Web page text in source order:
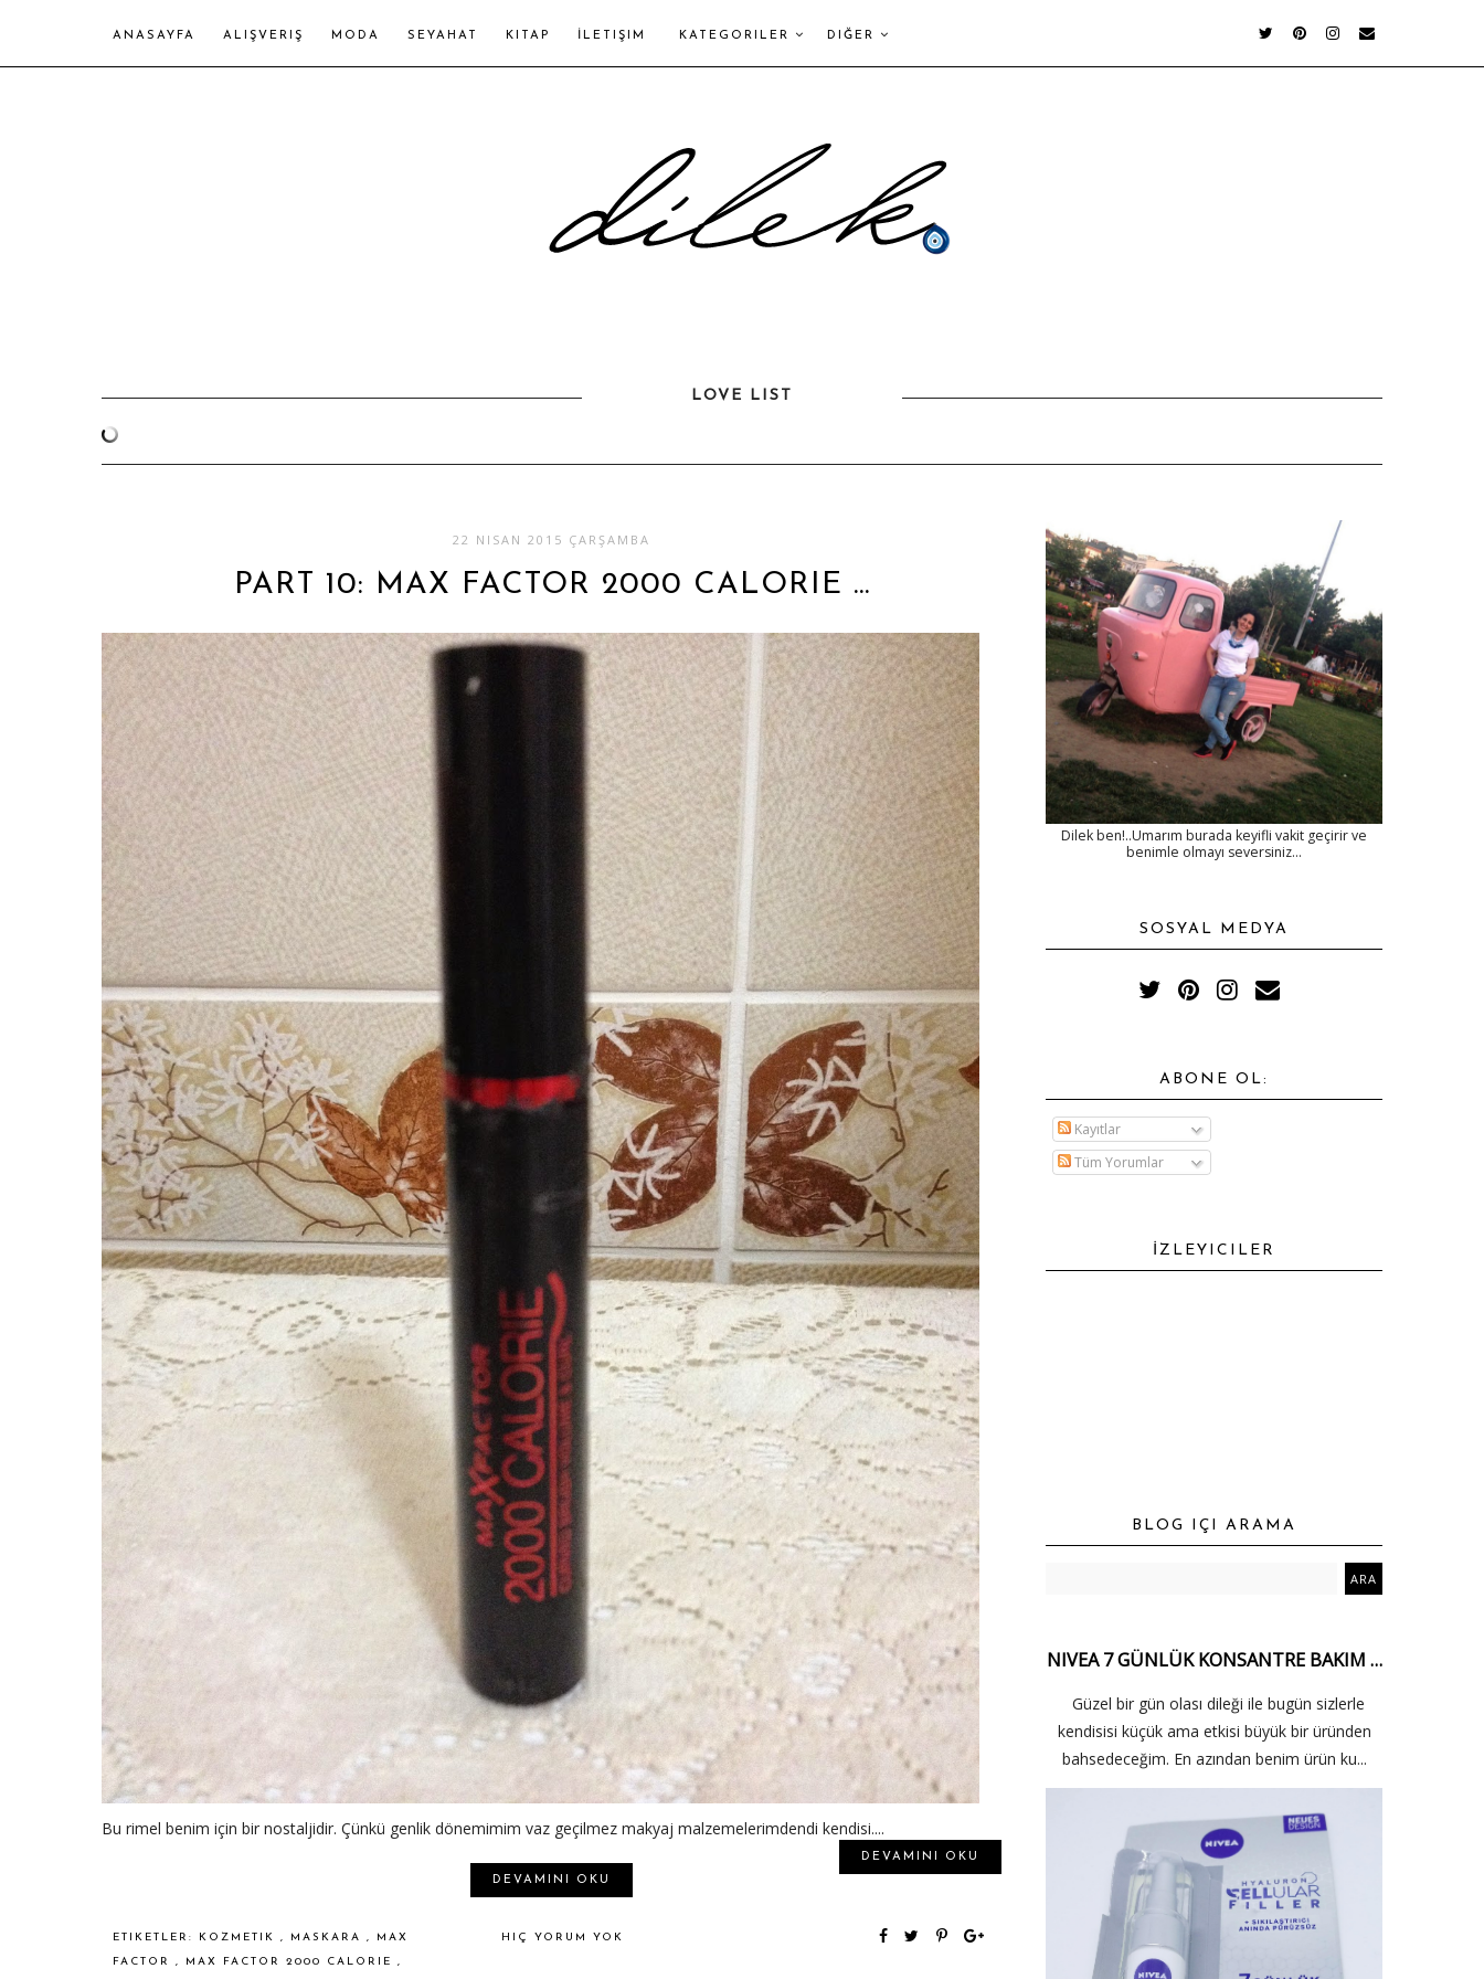
ANASAYFA ALIŞVERIŞ MODA SEYAHAT KITAP İLETIŞIM KATEGORILER DIĞER
LOVE LIST
22 NISAN 2015 ÇARŞAMBA
PART 10: MAX FACTOR 2000 CALORIE ...
Bu rimel benim için bir nostaljidir. Çünkü genlik dönemimim vaz geçilmez makyaj malzemelerimdendi kendisi....
DEVAMINI OKU
DEVAMINI OKU
ETIKETLER: KOZMETIK , MASKARA , MAX
FACTOR , MAX FACTOR 2000 CALORIE ,
HIÇ YORUM YOK
Dilek ben!..Umarım burada keyifli vakit geçirir ve
benimle olmayı seversiniz...
SOSYAL MEDYA
ABONE OL:
Kayıtlar
Tüm Yorumlar
İZLEYICILER
BLOG IÇI ARAMA
NIVEA 7 GÜNLÜK KONSANTRE BAKIM …
Güzel bir gün olası dileği ile bugün sizlerle
kendisisi küçük ama etkisi büyük bir üründen
bahsedeceğim. En azından benim ürün ku...